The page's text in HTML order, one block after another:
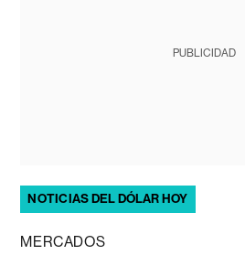
PUBLICIDAD
NOTICIAS DEL DÓLAR HOY
MERCADOS